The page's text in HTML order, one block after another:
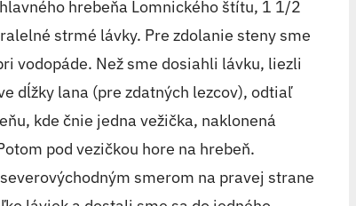
hrebeňa Lomnického štítu, 1 1/2
strmé lávky. Pre zdolanie steny sme
vodopáde. Než sme dosiahli lávku, liezli
dĺžky lana (pre zdatných lezcov), odtiaľ
kde čnie jedna vežička, naklonená
pod vezičkou hore na hrebeň.
smerom na pravej strane